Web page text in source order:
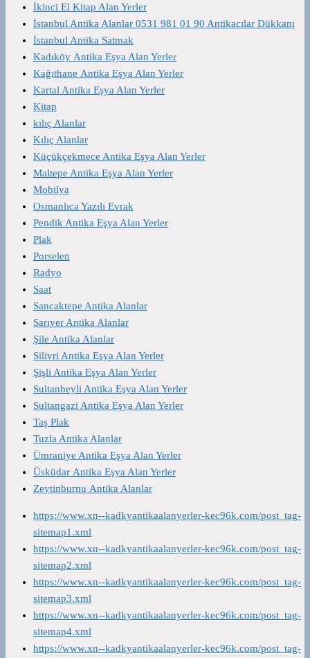
İkinci El Kitap Alan Yerler
İstanbul Antika Alanlar 0531 981 01 90 Antikacılar Dükkanı
İstanbul Antika Satmak
Kadıköy Antika Eşya Alan Yerler
Kağıthane Antika Eşya Alan Yerler
Kartal Antika Eşya Alan Yerler
Kitap
kılıç Alanlar
Kılıç Alanlar
Küçükçekmece Antika Eşya Alan Yerler
Maltepe Antika Eşya Alan Yerler
Mobilya
Osmanlıca Yazılı Evrak
Pendik Antika Eşya Alan Yerler
Plak
Porselen
Radyo
Saat
Sancaktepe Antika Alanlar
Sarıyer Antika Alanlar
Şile Antika Alanlar
Silivri Antika Eşya Alan Yerler
Şişli Antika Eşya Alan Yerler
Sultanbeyli Antika Eşya Alan Yerler
Sultangazi Antika Eşya Alan Yerler
Taş Plak
Tuzla Antika Alanlar
Ümraniye Antika Eşya Alan Yerler
Üsküdar Antika Eşya Alan Yerler
Zeytinburnu Antika Alanlar
https://www.xn--kadkyantikaalanyerler-kec96k.com/post_tag-
sitemap1.xml
https://www.xn--kadkyantikaalanyerler-kec96k.com/post_tag-
sitemap2.xml
https://www.xn--kadkyantikaalanyerler-kec96k.com/post_tag-
sitemap3.xml
https://www.xn--kadkyantikaalanyerler-kec96k.com/post_tag-
sitemap4.xml
https://www.xn--kadkyantikaalanyerler-kec96k.com/post_tag-